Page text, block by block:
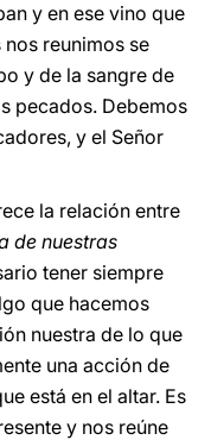
y en ese vino que
reunimos se
y de la sangre de
pecados. Debemos
y el Señor
la relación entre
de nuestras
tener siempre
que hacemos
nuestra de lo que
una acción de
está en el altar. Es
y nos reúne